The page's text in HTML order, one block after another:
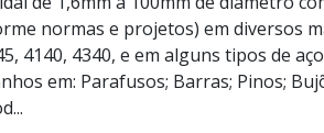
normas e projetos) em diversos
4140, 4340, e em alguns tipos de
em: Parafusos; Barras; Pinos;